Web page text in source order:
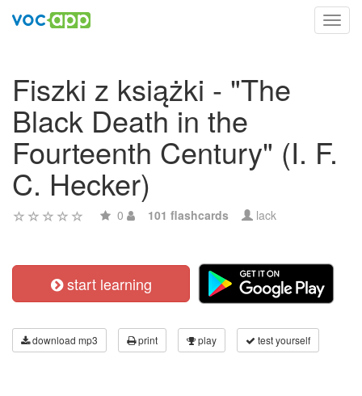
Fiszki z książki - "The
Black Death in the
Fourteenth Century" (I. F.
C. Hecker)
0 101 flashcards lack
start learning
download mp3 print play test yourself